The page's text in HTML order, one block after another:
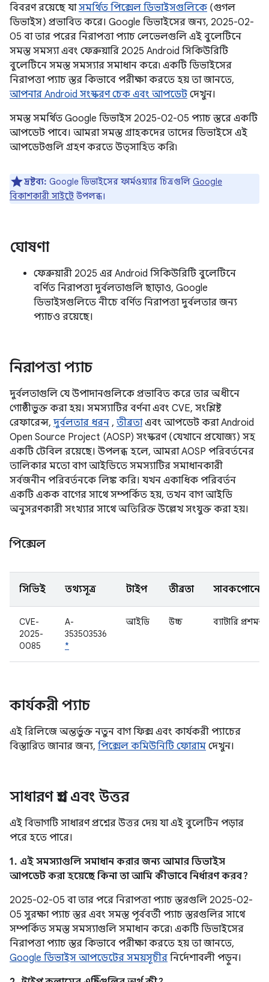
বিবরণ রয়েছে যাসমর্থিত পিক্সেল ডিভাইসগুলিকে (গুগল
ডিভাইস) প্রভাবিত করে। Google ডিভাইসের জন্য, 2025-02-
05 বা তার পরের নিরাপত্তা প্যাচ লেভেলগুলি এই বুলেটিনে
সমস্ত সমস্যা এবং ফেব্রুয়ারি 2025 Android সিকিউরিটি
বুলেটিনে সমস্ত সমস্যার সমাধান করে৷ একটি ডিভাইসের
নিরাপত্তা প্যাচ স্তর কিভাবে পরীক্ষা করতে হয় তা জানতে,
আপনার Android সংস্করণ চেক এবং আপডেট দেখুন।
সমস্ত সমর্থিত Google ডিভাইস 2025-02-05 প্যাচ স্তরে একটি
আপডেট পাবে। আমরা সমস্ত গ্রাহকদের তাদের ডিভাইসে এই
আপডেটগুলি গ্রহণ করতে উত্সাহিত করি৷
দ্রষ্টব্য: Google ডিভাইসের ফার্মওয়্যার চিত্রগুলি Google
বিকাশকারী সাইটে উপলব্ধ।
ঘোষণা
ফেব্রুয়ারী 2025 এর Android সিকিউরিটি বুলেটিনে
বর্ণিত নিরাপত্তা দুর্বলতাগুলি ছাড়াও, Google
ডিভাইসগুলিতে নীচে বর্ণিত নিরাপত্তা দুর্বলতার জন্য
প্যাচও রয়েছে।
নিরাপত্তা প্যাচ
দুর্বলতাগুলি যে উপাদানগুলিকে প্রভাবিত করে তার অধীনে
গোষ্ঠীভুক্ত করা হয়। সমস্যাটির বর্ণনা এবং CVE, সংশ্লিষ্ট
রেফারেন্স, দুর্বলতার ধরন , তীব্রতাএবং আপডেট করা Android
Open Source Project (AOSP) সংস্করণ (যেখানে প্রযোজ্য) সহ
একটি টেবিল রয়েছে। উপলব্ধ হলে, আমরা AOSP পরিবর্তনের
তালিকার মতো বাগ আইডিতে সমস্যাটির সমাধানকারী
সর্বজনীন পরিবর্তনকে লিঙ্ক করি। যখন একাধিক পরিবর্তন
একটি একক বাগের সাথে সম্পর্কিত হয়, তখন বাগ আইডি
অনুসরণকারী সংখ্যার সাথে অতিরিক্ত উল্লেখ সংযুক্ত করা হয়।
পিক্সেল
সিভিই তথ্যসূত্র টাইপ তীব্রতা সাবকম্পোনেন্ট
CVE-
2025-
0085
A-
353503536
*
আইডি উচ্চ ব্যাটারি প্রশমন
কার্যকরী প্যাচ
এই রিলিজে অন্তর্ভুক্ত নতুন বাগ ফিক্স এবং কার্যকরী প্যাচের
বিস্তারিত জানার জন্য, পিক্সেল কমিউনিটি ফোরাম দেখুন।
সাধারণ প্রশ্ন এবং উত্তর
এই বিভাগটি সাধারণ প্রশ্নের উত্তর দেয় যা এই বুলেটিন পড়ার
পরে হতে পারে।
1. এই সমস্যাগুলি সমাধান করার জন্য আমার ডিভাইস
আপডেট করা হয়েছে কিনা তা আমি কীভাবে নির্ধারণ করব?
2025-02-05 বা তার পরে নিরাপত্তা প্যাচ স্তরগুলি 2025-02-
05 সুরক্ষা প্যাচ স্তর এবং সমস্ত পূর্ববর্তী প্যাচ স্তরগুলির সাথে
সম্পর্কিত সমস্ত সমস্যাগুলি সমাধান করে৷ একটি ডিভাইসের
নিরাপত্তা প্যাচ স্তর কিভাবে পরীক্ষা করতে হয় তা জানতে,
Google ডিভাইস আপডেটের সময়সূচীর নির্দেশাবলী পড়ুন।